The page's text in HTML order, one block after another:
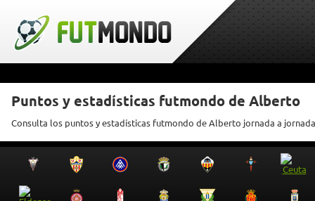
Puntos y estadísticas futmondo de Alberto
Consulta los puntos y estadísticas futmondo de Alberto jornada a jornada